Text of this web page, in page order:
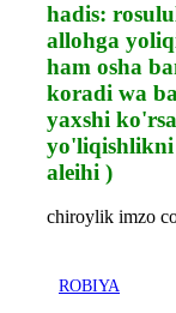
hadis:
allohga
ham osha
koradi wa
yaxshi
aleihi )
chiroylik imzo
ROBIYA